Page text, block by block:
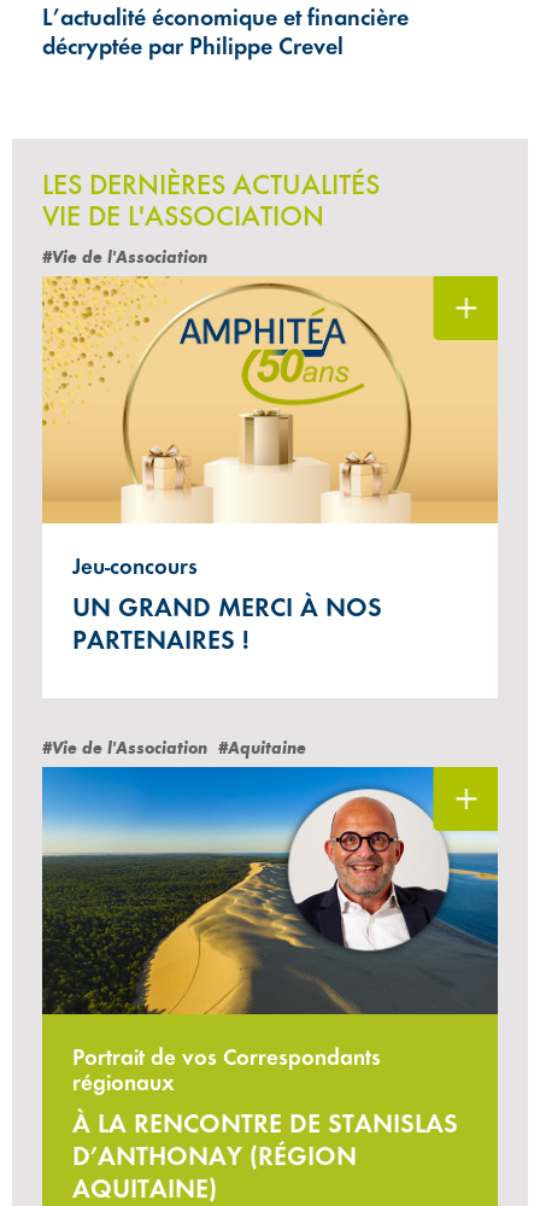
L’actualité économique et financière
décryptée par Philippe Crevel
LES DERNIÈRES ACTUALITÉS
VIE DE L'ASSOCIATION
#Vie de l'Association
Jeu-concours
UN GRAND MERCI À NOS
PARTENAIRES !
#Vie de l'Association #Aquitaine
Portrait de vos Correspondants
régionaux
À LA RENCONTRE DE STANISLAS
D’ANTHONAY (RÉGION
AQUITAINE)